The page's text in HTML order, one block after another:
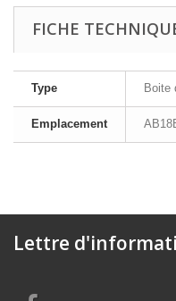
FICHE
Type Boite
Emplacement
Lettre